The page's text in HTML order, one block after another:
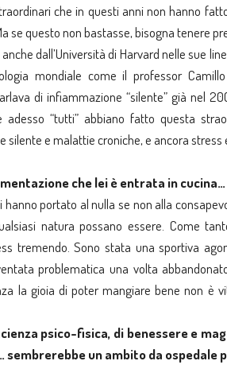
che in questi anni non hanno
se questo non bastasse, bisogna tenere
dall’Università di Harvard nelle sue
mondiale come il professor
di infiammazione “silente” già nel
“tutti” abbiano fatto questa
e malattie croniche, e ancora
che lei è entrata in cucina…
portato al nulla se non alla
natura possano essere. Come
tremendo. Sono stata una sportiva
problematica una volta
la gioia di poter mangiare bene non è
psico-fisica, di benessere e
un ambito da ospedale